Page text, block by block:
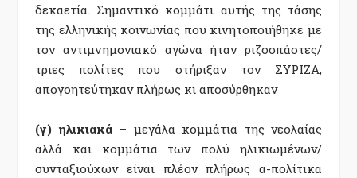
δεκαετία. Σημαντικό κομμάτι αυτής της τάσης
της ελληνικής κοινωνίας που κινητοποιήθηκε με
τον αντιμνημονιακό αγώνα ήταν ριζοσπάστες/
τριες πολίτες που στήριξαν τον ΣΥΡΙΖΑ,
απογοητεύτηκαν πλήρως κι αποσύρθηκαν
(γ) ηλικιακά– μεγάλα κομμάτια της νεολαίας
αλλά και κομμάτια των πολύ ηλικιωμένων/
συνταξιούχων είναι πλέον πλήρως α-πολίτικα